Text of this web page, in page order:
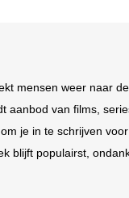
mensen weer naar
aanbod van films,
je in te schrijven
blijft populairst,